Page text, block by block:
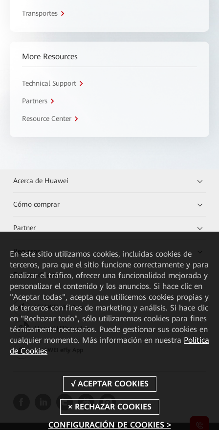
Transportes
More Resources
Technical Support
Partners
Resource Center
Acerca de Huawei
Cómo comprar
Partner
Recursos
Enlaces directos
HUAWEI eKit App
Huawei HiKnow App
HUAWEI eFly App
En este sitio utilizamos cookies, incluidas cookies de
terceros, para que el sitio funcione correctamente y para
analizar el tráfico, ofrecer una funcionalidad mejorada y
personalizar el contenido y los anuncios. Si hace clic en
"Aceptar todas", acepta que utilicemos cookies propias y
de terceros con fines de marketing y análisis. Si hace clic
en "Rechazar todo", sólo utilizaremos cookies para fines
técnicamente necesarios. Puede gestionar sus cookies en
cualquier momento. Más información en nuestra Política
de Cookies
CONFIGURACIÓN DE COOKIES >